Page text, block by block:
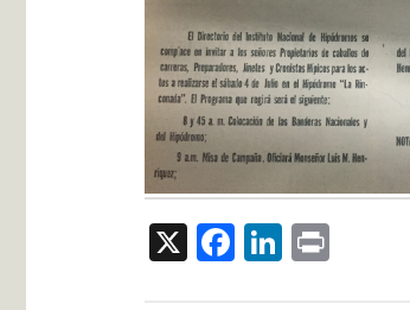
X Facebook
LinkedIn